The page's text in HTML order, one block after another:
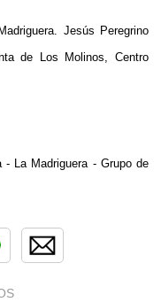
Jesús Peregrino
de Los Molinos, Centro
- La Madriguera - Grupo de